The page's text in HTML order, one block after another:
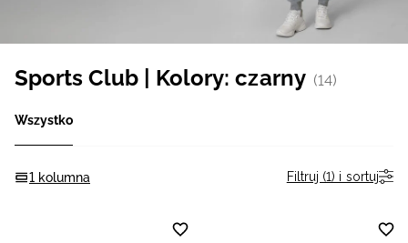
Sports Club | Kolory: czarny (14)
Wszystko
1 kolumna Filtruj (1) i sortuj
Łotewski / EUR
Niemiecki / EUR
Słowacki / EUR